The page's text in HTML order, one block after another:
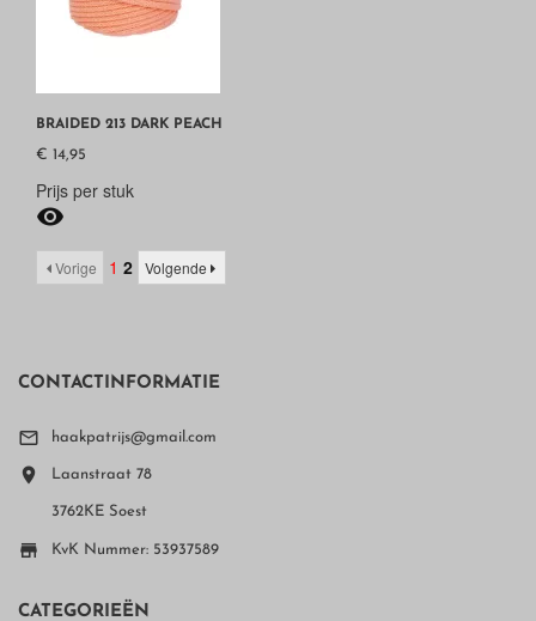
BRAIDED 213 DARK PEACH
€ 14,95
Prijs per stuk

Vorige 1 2 Volgende
CONTACTINFORMATIE
 haakpatrijs@gmail.com
 Laanstraat 78
3762KE Soest
 KvK Nummer: 53937589
CATEGORIEËN